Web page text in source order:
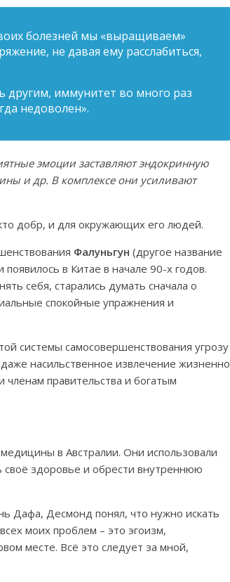
болезней мы «выращиваем»
не давая ему расслабиться,
другим, иммунитет во много раз
недоволен».
эмоции заставляют эндокринную
и др. В комплексе они усиливают
добр, и для окружающих его людей.
Фалуньгун (другое название
в Китае в начале 90-х годов.
себя, старались думать сначала о
спокойные упражнения и
системы самосовершенствования угрозу
насильственное извлечение жизненно
правительства и богатым
в Австралии. Они использовали
здоровье и обрести внутреннюю
Дафа, Десмонд понял, что нужно искать
моих проблем – это эгоизм,
месте. Всё это следует за мной,